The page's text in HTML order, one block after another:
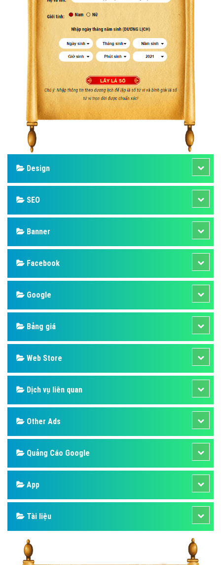
Design
SEO
Banner
Facebook
Google
Bảng giá
Web Store
Dịch vụ liên quan
Other Ads
Quảng Cáo Google
App
Tài liệu